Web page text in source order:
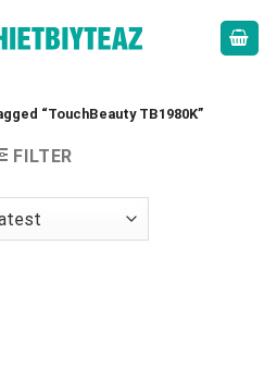
“TouchBeauty TB1980K”
FILTER